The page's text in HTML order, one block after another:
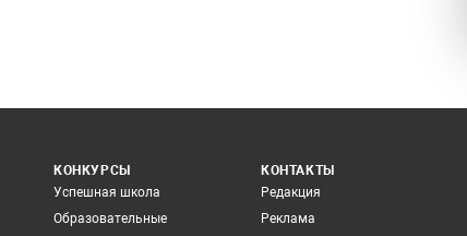
КОНКУРСЫ
Успешная школа
Образовательные
КОНТАКТЫ
Редакция
Реклама